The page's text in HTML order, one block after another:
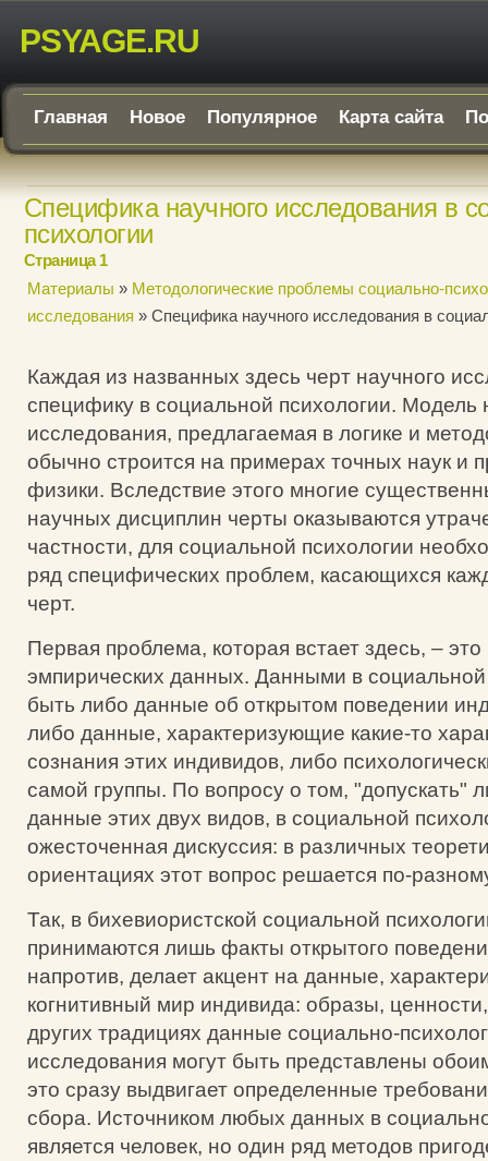
PSYAGE.RU
Главная Новое Популярное Карта сайта
Специфика научного исследования в
психологии
Страница 1
Материалы » Методологические проблемы социально-
исследования » Специфика научного исследования в
Каждая из названных здесь черт научного
специфику в социальной психологии. Модель
исследования, предлагаемая в логике и
обычно строится на примерах точных наук и
физики. Вследствие этого многие
научных дисциплин черты оказываются
частности, для социальной психологии
ряд специфических проблем, касающихся
черт.
Первая проблема, которая встает здесь, –
эмпирических данных. Данными в социальной
быть либо данные об открытом поведении
либо данные, характеризующие какие-то
сознания этих индивидов, либо
самой группы. По вопросу о том, "допускать"
данные этих двух видов, в социальной
ожесточенная дискуссия: в различных
ориентациях этот вопрос решается по-
Так, в бихевиористской социальной
принимаются лишь факты открытого
напротив, делает акцент на данные,
когнитивный мир индивида: образы,
других традициях данные социально-
исследования могут быть представлены
это сразу выдвигает определенные
сбора. Источником любых данных в
является человек, но один ряд методов